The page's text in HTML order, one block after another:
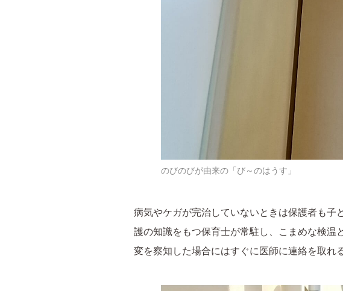
のびのびが由来の「び～のはうす」
病気やケガが完治していないときは保護者も子
護の知識をもつ保育士が常駐し、こまめな検温
変を察知した場合にはすぐに医師に連絡を取れ